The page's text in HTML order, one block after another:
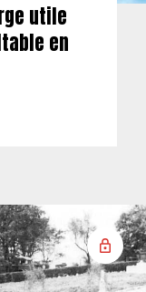
utile
en